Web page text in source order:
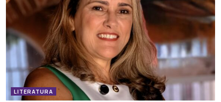
LITERATURA